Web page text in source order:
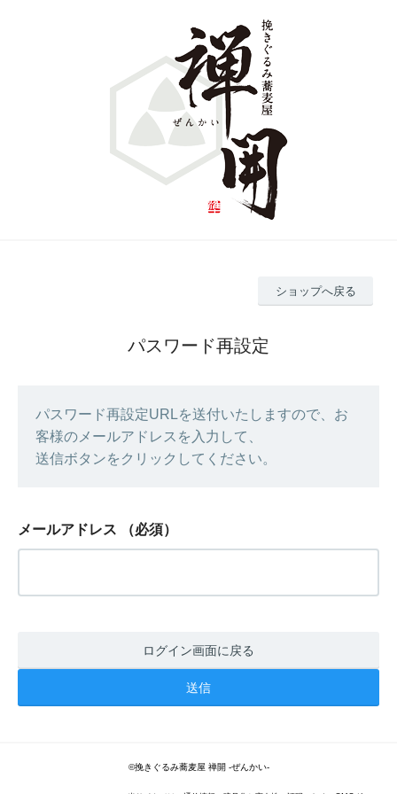
ショップへ戻る
パスワード再設定
パスワード再設定URLを送付いたしますので、お
客様のメールアドレスを入力して、
送信ボタンをクリックしてください。
メールアドレス （必須）
ログイン画面に戻る
©挽きぐるみ蕎麦屋 禅開 -ぜんかい-